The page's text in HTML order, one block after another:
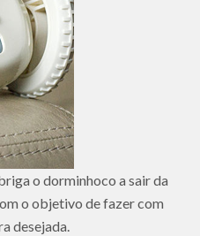
o dorminhoco a sair da
o objetivo de fazer com
desejada.